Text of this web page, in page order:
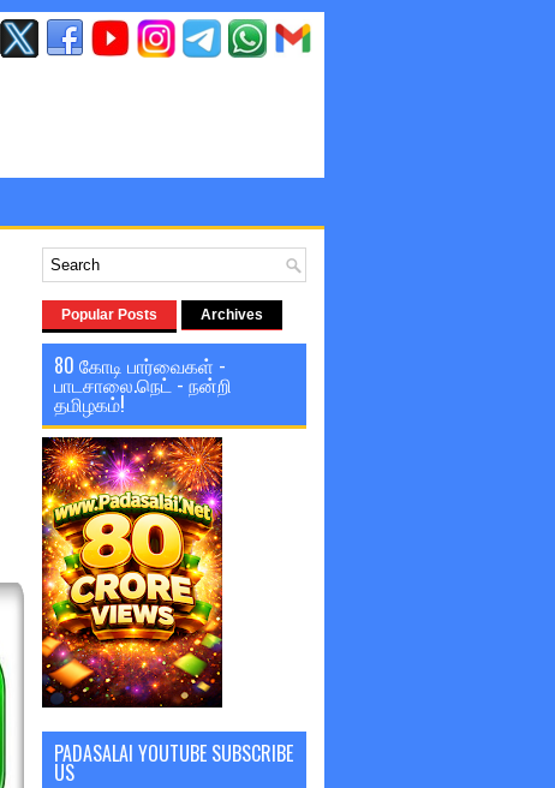
Popular Posts Archives
80 கோடி பார்வைகள் -
பாடசாலை.நெட் - நன்றி
தமிழகம்!
PADASALAI YOUTUBE SUBSCRIBE
US